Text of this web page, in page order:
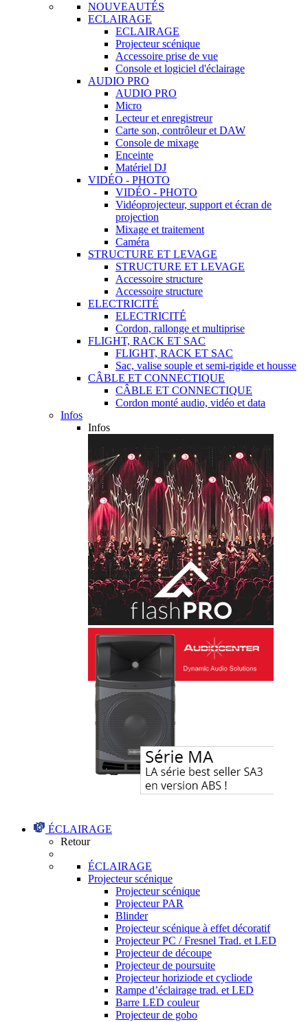
NOUVEAUTÉS
ECLAIRAGE
ECLAIRAGE
Projecteur scénique
Accessoire prise de vue
Console et logiciel d'éclairage
AUDIO PRO
AUDIO PRO
Micro
Lecteur et enregistreur
Carte son, contrôleur et DAW
Console de mixage
Enceinte
Matériel DJ
VIDÉO - PHOTO
VIDÉO - PHOTO
Vidéoprojecteur, support et écran de
projection
Mixage et traitement
Caméra
STRUCTURE ET LEVAGE
STRUCTURE ET LEVAGE
Accessoire structure
Accessoire structure
ELECTRICITÉ
ELECTRICITÉ
Cordon, rallonge et multiprise
FLIGHT, RACK ET SAC
FLIGHT, RACK ET SAC
Sac, valise souple et semi-rigide et housse
CÂBLE ET CONNECTIQUE
CÂBLE ET CONNECTIQUE
Cordon monté audio, vidéo et data
Infos
Infos
ÉCLAIRAGE
Retour
ÉCLAIRAGE
Projecteur scénique
Projecteur scénique
Projecteur PAR
Blinder
Projecteur scénique à effet décoratif
Projecteur PC / Fresnel Trad. et LED
Projecteur de découpe
Projecteur de poursuite
Projecteur horiziode et cycliode
Rampe d’éclairage trad. et LED
Barre LED couleur
Projecteur de gobo